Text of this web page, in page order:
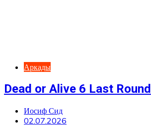
Аркады
Dead or Alive 6 Last Round
Иосиф Сид
02.07.2026